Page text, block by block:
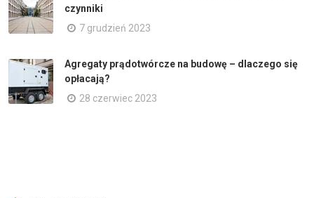
czynniki
7 grudzień 2023
Agregaty prądotwórcze na budowę – dlaczego się
opłacają?
28 czerwiec 2023